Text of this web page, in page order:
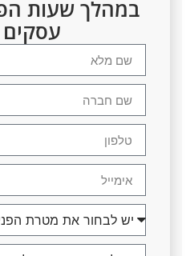
במהלך שעות